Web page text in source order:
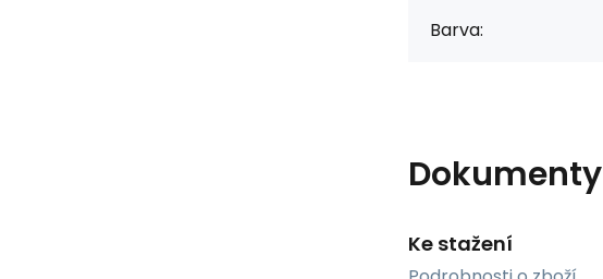
Barva:
Dokumenty
Ke stažení